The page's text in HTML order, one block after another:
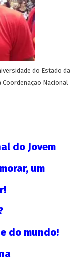
do Estado da
Coordenação Nacional
do Jovem
um
do mundo!